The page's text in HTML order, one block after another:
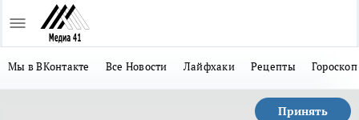
Мы в ВКонтакте Все Новости Лайфхаки Рецепты Гороскоп
Принять